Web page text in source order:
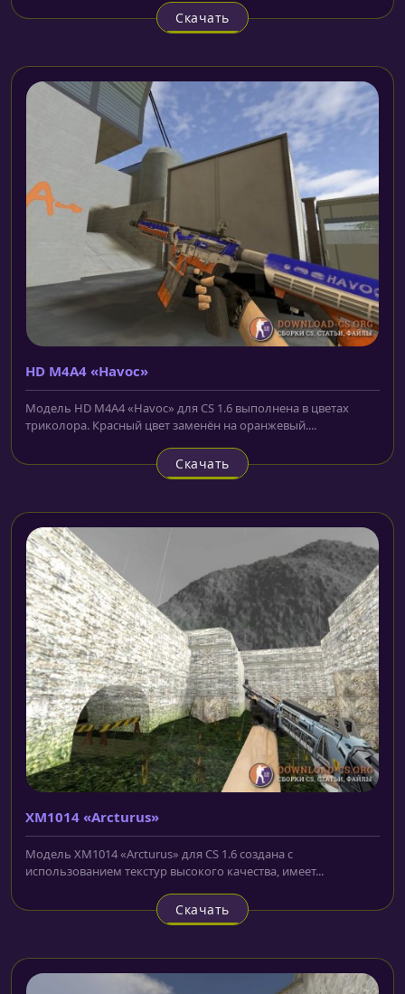
Скачать
HD M4A4 «Havoc»
Модель HD M4A4 «Havoc» для CS 1.6 выполнена в цветах
триколора. Красный цвет заменён на оранжевый....
Скачать
XM1014 «Arcturus»
Модель XM1014 «Arcturus» для CS 1.6 cоздана с
использованием текстур высокого качества, имеет...
Скачать